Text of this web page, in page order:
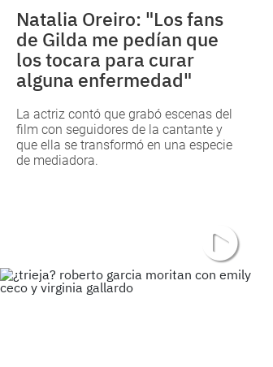
Natalia Oreiro: "Los fans
de Gilda me pedían que
los tocara para curar
alguna enfermedad"
La actriz contó que grabó escenas del
film con seguidores de la cantante y
que ella se transformó en una especie
de mediadora.